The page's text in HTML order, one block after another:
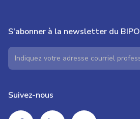
S'abonner à la newsletter du BIPO
Suivez-nous